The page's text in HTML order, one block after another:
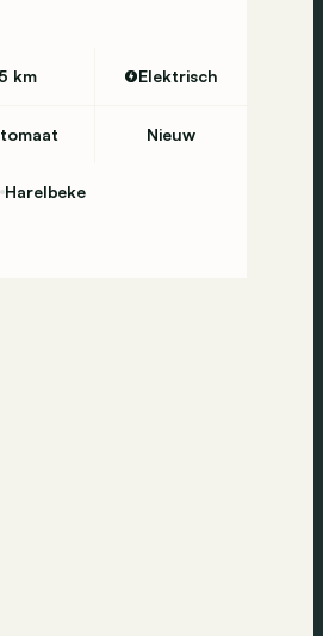
5 km Elektrisch
Nieuw
Harelbeke